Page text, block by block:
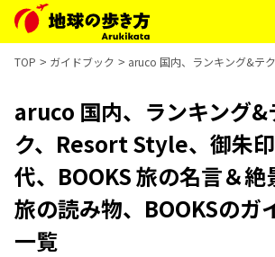
TOP ガイドブック aruco 国内、ランキング&テ
aruco 国内、ランキング&
ク、Resort Style、御朱
代、BOOKS 旅の名言＆絶
旅の読み物、BOOKSのガ
一覧